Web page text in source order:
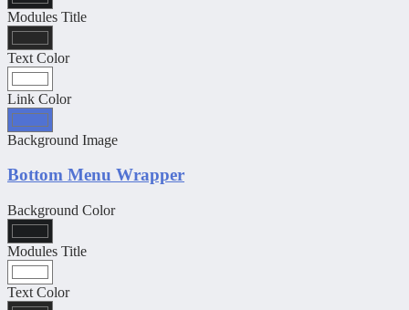
Modules Title
Text Color
Link Color
Background Image
Bottom Menu Wrapper
Background Color
Modules Title
Text Color